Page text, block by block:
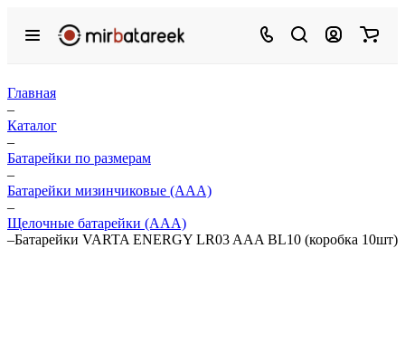
Главная
–
Каталог
–
Батарейки по размерам
–
Батарейки мизинчиковые (ААА)
–
Щелочные батарейки (ААА)
–Батарейки VARTA ENERGY LR03 AAA BL10 (коробка 10шт)